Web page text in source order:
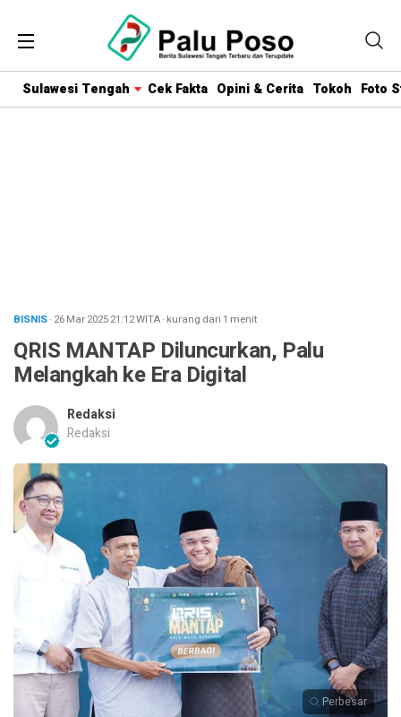
Sulawesi Tengah Cek Fakta Opini & Cerita Tokoh Foto
BISNIS· 26 Mar 202521:12WITA· kurang dari 1 menit
QRIS MANTAP Diluncurkan, Palu
Melangkah ke Era Digital
Redaksi
Redaksi
Perbesar